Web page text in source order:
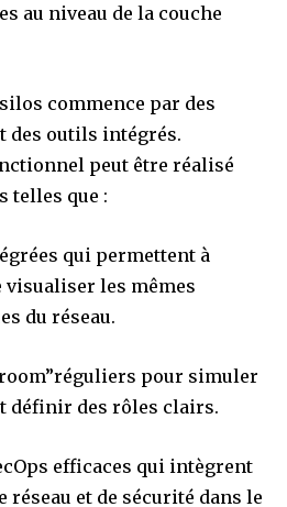
au niveau de la couche
commence par des
des outils intégrés.
peut être réalisé
telles que :
qui permettent à
les mêmes
du réseau.
room”réguliers pour simuler
définir des rôles clairs.
efficaces qui intègrent
et de sécurité dans le